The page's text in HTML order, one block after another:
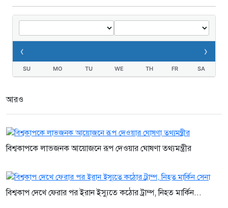
‹ ›
SU MO TU WE TH FR SA
আরও
বিশ্বকাপকে লাভজনক আয়োজনে রূপ দেওয়ার ঘোষণা তথ্যমন্ত্রীর
বিশ্বকাপ দেখে ফেরার পর ইরান ইস্যুতে কঠোর ট্রাম্প, নিহত মার্কিন...